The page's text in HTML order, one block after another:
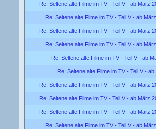
Re: Seltene alte Filme im TV - Teil V - ab März
Re: Seltene alte Filme im TV - Teil V - ab
Re: Seltene alte Filme im TV - Teil V - ab März
Re: Seltene alte Filme im TV - Teil V - ab
Re: Seltene alte Filme im TV - Teil V - ab
Re: Seltene alte Filme im TV - Teil V -
Re: Seltene alte Filme im TV - Teil V - ab März
Re: Seltene alte Filme im TV - Teil V - ab März
Re: Seltene alte Filme im TV - Teil V - ab März
Re: Seltene alte Filme im TV - Teil V - ab